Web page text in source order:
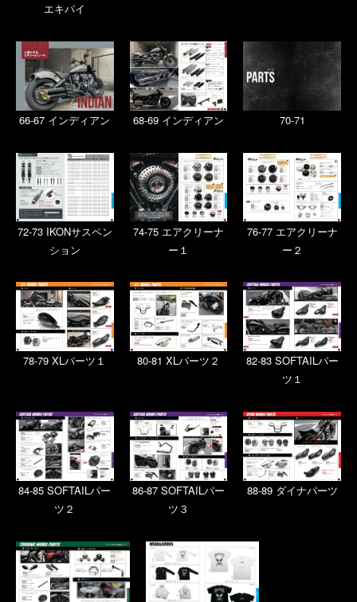
エキパイ
66-67 インディアン 68-69 インディアン 70-71
72-73 IKONサスペン
ション
74-75 エアクリーナ
ー１
76-77 エアクリーナ
ー２
78-79 XLパーツ１ 80-81 XLパーツ２
82-83 SOFTAILパー
ツ１
84-85 SOFTAILパー
ツ２
86-87 SOFTAILパー
ツ３
88-89 ダイナパーツ